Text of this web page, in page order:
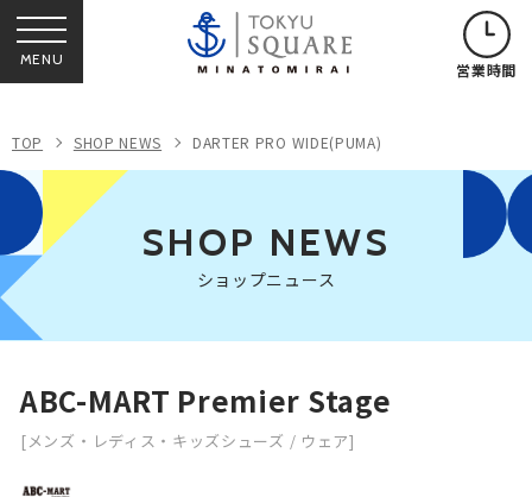
MENU 営業時間
TOP SHOP NEWS DARTER PRO WIDE(PUMA)
SHOP NEWS
ショップニュース
ABC-MART Premier Stage
[メンズ・レディス・キッズシューズ / ウェア]